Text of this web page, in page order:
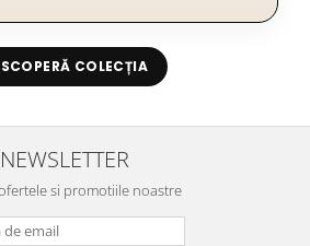
COLECȚIA
NEWSLETTER
si promotiile noastre